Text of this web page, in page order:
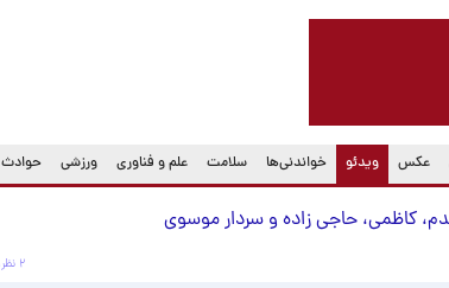
عکس ویدئو
(current) خواندنی‌ها سلامت علم و فناوری ورزشی حوادث
کاظمی، حاجی زاده و سردار موسوی
۲ نظر، ۰ در صف انتشار و ۰ تکراری یا غیرقابل انتشار